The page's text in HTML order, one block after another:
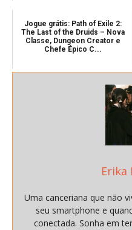
Jogue grátis: Path of Exile 2:
The Last of the Druids – Nova
Classe, Dungeon Creator e
Chefe Épico C...
Erika
Uma canceriana que não
seu smartphone e
conectada. Sonha em